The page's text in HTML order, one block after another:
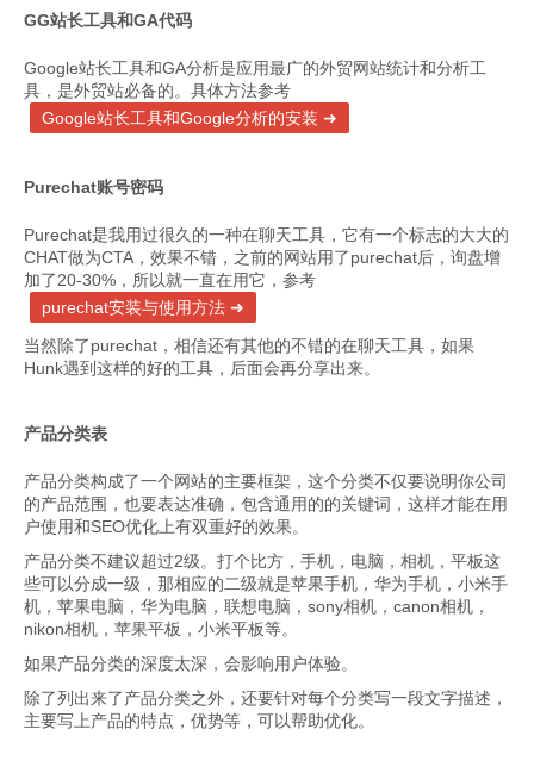
GG站长工具和GA代码
Google站长工具和GA分析是应用最广的外贸网站统计和分析工
具，是外贸站必备的。具体方法参考
Google站长工具和Google分析的安装
Purechat账号密码
Purechat是我用过很久的一种在聊天工具，它有一个标志的大大的
CHAT做为CTA，效果不错，之前的网站用了purechat后，询盘增
加了20-30%，所以就一直在用它，参考
purechat安装与使用方法
当然除了purechat，相信还有其他的不错的在聊天工具，如果
Hunk遇到这样的好的工具，后面会再分享出来。
产品分类表
产品分类构成了一个网站的主要框架，这个分类不仅要说明你公司
的产品范围，也要表达准确，包含通用的的关键词，这样才能在用
户使用和SEO优化上有双重好的效果。
产品分类不建议超过2级。打个比方，手机，电脑，相机，平板这
些可以分成一级，那相应的二级就是苹果手机，华为手机，小米手
机，苹果电脑，华为电脑，联想电脑，sony相机，canon相机，
nikon相机，苹果平板，小米平板等。
如果产品分类的深度太深，会影响用户体验。
除了列出来了产品分类之外，还要针对每个分类写一段文字描述，
主要写上产品的特点，优势等，可以帮助优化。